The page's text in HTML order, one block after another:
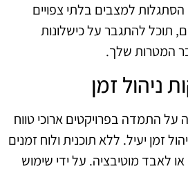
למצבים בלתי צפויים
תוכל להתגבר על כישלונות
המטרות שלך.
ניהול זמן
על התמדה בפרויקטים ארוכי טווח
זמן יעיל. ללא תוכנית ולוח זמנים
לאבד מוטיבציה. על ידי שימוש